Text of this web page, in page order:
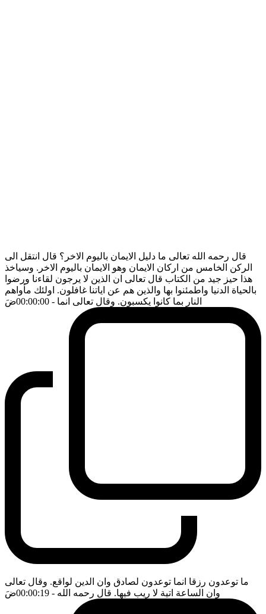
قال رحمه الله تعالى ما دليل الايمان باليوم الاخر؟ قال انتقل الى
الركن الخامس من اركان الايمان وهو الايمان باليوم الاخر. وسياخذ
هذا حيز جيد من الكتاب قال تعالى ان الذين لا يرجون لقاءنا ورضوا
بالحياة الدنيا واطمئنوا بها والذين هم عن اياتنا غافلون. اولئك مأواهم
النار بما كانوا يكسبون. وقال تعالى انما - 00:00:00 ضَ
ما توعدون رزقا انما توعدون لصادق وان الدين لواقع. وقال تعالى
وان الساعة اتية لا ريب فيها. قال رحمه الله - 00:00:19 ضَ